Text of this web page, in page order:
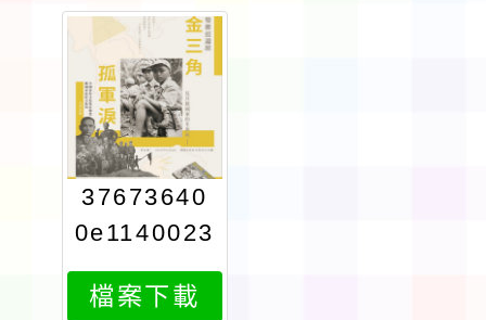
37673640
0e1140023
043attach
1
檔案下載